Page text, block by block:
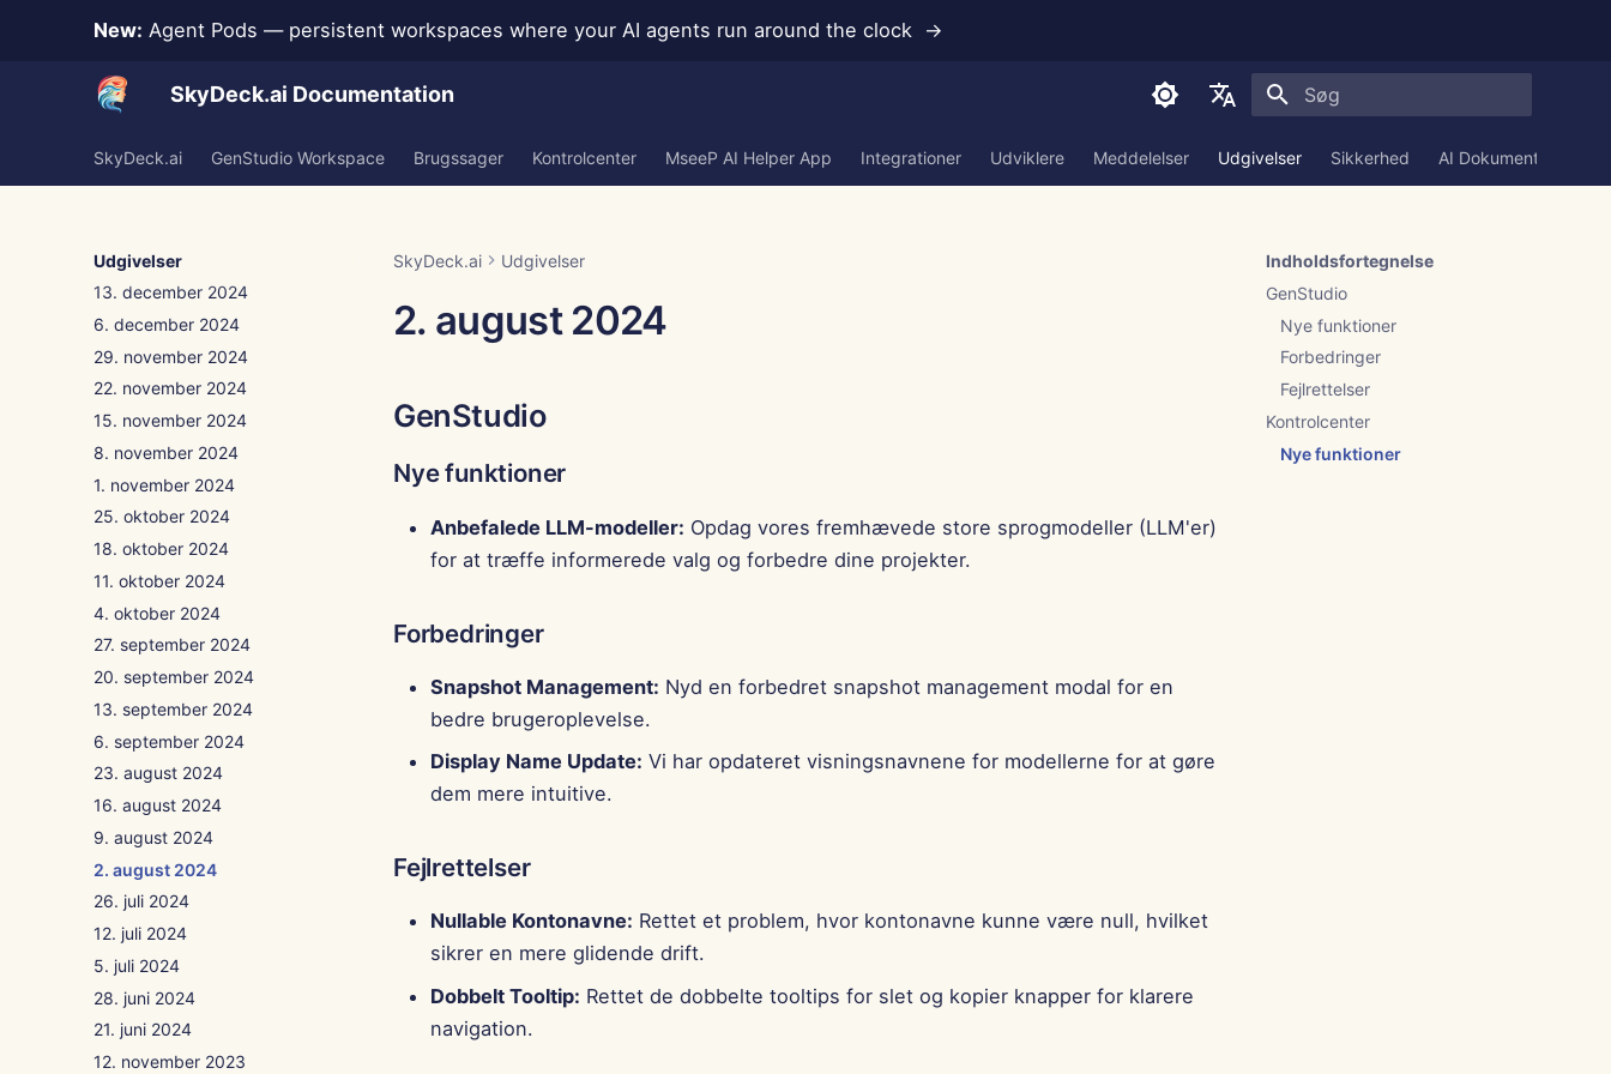
New: Agent Pods — persistent workspaces where your AI agents run around the clock →
SkyDeck.ai Documentation
English
Português
SkyDeck.ai GenStudio Workspace Brugssager Kontrolcenter MseeP AI Helper App Integrationer Udviklere Meddelelser Udgivelser Sikkerhed AI Dokumentation
Udgivelser
7. februar 2025
24. januar 2025
10. januar 2025
20. december 2024
13. december 2024
6. december 2024
29. november 2024
22. november 2024
15. november 2024
8. november 2024
1. november 2024
25. oktober 2024
18. oktober 2024
11. oktober 2024
4. oktober 2024
27. september 2024
20. september 2024
13. september 2024
6. september 2024
23. august 2024
16. august 2024
9. august 2024
2. august 2024
26. juli 2024
12. juli 2024
5. juli 2024
28. juni 2024
21. juni 2024
12. november 2023
Indholdsfortegnelse
GenStudio
Nye funktioner
Forbedringer
Fejlrettelser
Kontrolcenter
Nye funktioner
SkyDeck.ai Udgivelser
2. august 2024
GenStudio
Nye funktioner
Anbefalede LLM-modeller: Opdag vores fremhævede store sprogmodeller (LLM'er)
for at træffe informerede valg og forbedre dine projekter.
Forbedringer
Snapshot Management: Nyd en forbedret snapshot management modal for en
bedre brugeroplevelse.
Display Name Update: Vi har opdateret visningsnavnene for modellerne for at gøre
dem mere intuitive.
Fejlrettelser
Nullable Kontonavne: Rettet et problem, hvor kontonavne kunne være null, hvilket
sikrer en mere glidende drift.
Dobbelt Tooltip: Rettet de dobbelte tooltips for slet og kopier knapper for klarere
navigation.